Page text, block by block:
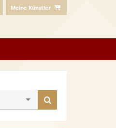
Meine Künstler
finden